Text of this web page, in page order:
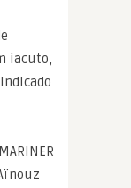
iacuto,